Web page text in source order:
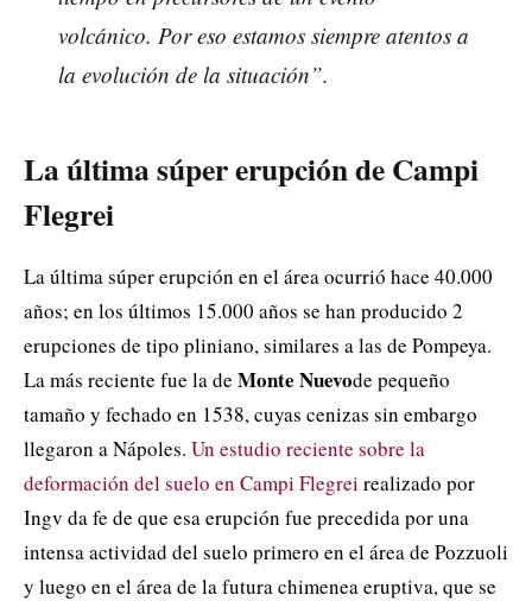
volcánico. Por eso estamos siempre atentos a
la evolución de la situación”.
La última súper erupción de Campi
Flegrei
La última súper erupción en el área ocurrió hace 40.000
años; en los últimos 15.000 años se han producido 2
erupciones de tipo pliniano, similares a las de Pompeya.
La más reciente fue la de Monte Nuevode pequeño
tamaño y fechado en 1538, cuyas cenizas sin embargo
llegaron a Nápoles. Un estudio reciente sobre la
deformación del suelo en Campi Flegrei realizado por
Ingv da fe de que esa erupción fue precedida por una
intensa actividad del suelo primero en el área de Pozzuoli
y luego en el área de la futura chimenea eruptiva, que se